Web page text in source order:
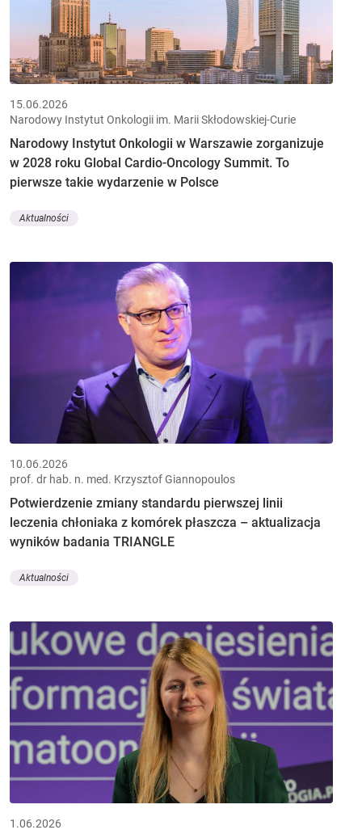
15.06.2026
Narodowy Instytut Onkologii im. Marii Skłodowskiej-Curie
Narodowy Instytut Onkologii w Warszawie zorganizuje
w 2028 roku Global Cardio-Oncology Summit. To
pierwsze takie wydarzenie w Polsce
Aktualności
10.06.2026
prof. dr hab. n. med. Krzysztof Giannopoulos
Potwierdzenie zmiany standardu pierwszej linii
leczenia chłoniaka z komórek płaszcza – aktualizacja
wyników badania TRIANGLE
Aktualności
1.06.2026